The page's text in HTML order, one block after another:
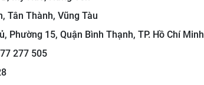
Tân Thành, Vũng Tàu
Phường 15, Quận Bình Thạnh, TP. Hồ Chí Minh
277 505